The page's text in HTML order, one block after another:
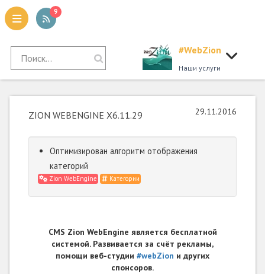
9
#WebZion
Наши услуги
ZION WEBENGINE X6.11.29 29.11.2016
Оптимизирован алгоритм отображения
категорий
Zion WebEngine Категории
CMS Zion WebEngine является бесплатной
системой. Развивается за счёт рекламы,
помощи веб-студии #webZion и других
спонсоров.